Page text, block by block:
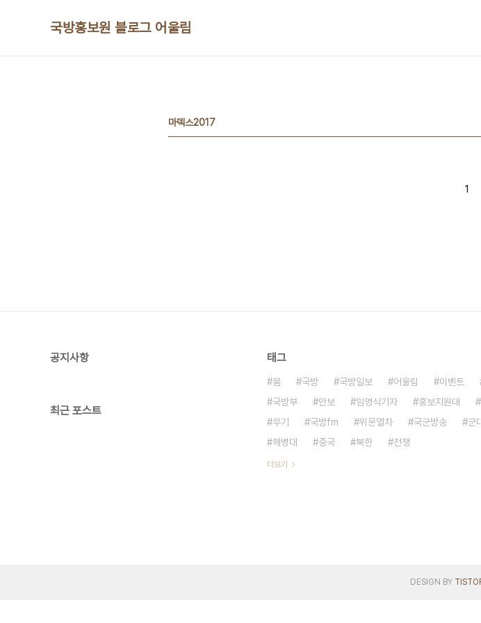
국방홍보원 블로그 어울림
마덱스2017
1
공지사항
최근 포스트
태그
붐 국방 국방일보 어울림 이벤트
국방부
안보 임영식기자 홍보지원대
무기
국방fm 위문열차 국군방송 군
해병대
중국 북한 전쟁
더보기
DESIGN BY